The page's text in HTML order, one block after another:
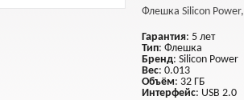
Флешка Silicon
Гарантия: 5 лет
Тип: Флешка
Бренд: Silicon Power
Вес: 0.013
Объём: 32 ГБ
Интерфейс: USB 2.0